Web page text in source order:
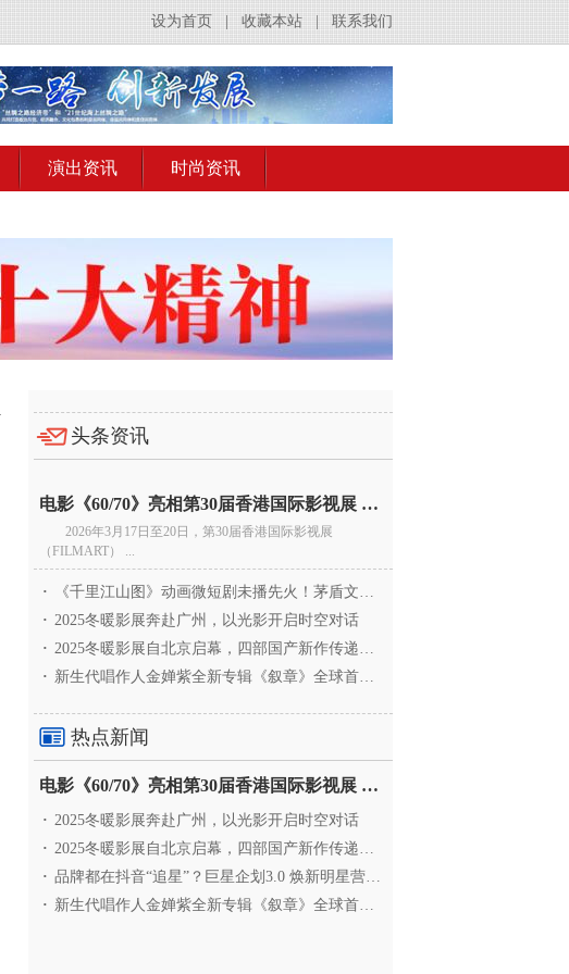
联系我们
收藏本站
设为首页
演出资讯 时尚资讯
头条资讯
电影《60/70》亮相第30届香港国际影视展 冲刺戛纳备
2026年3月17日至20日，第30届香港国际影视展
（FILMART） ...
·
《千里江山图》动画微短剧未播先火！茅盾文学奖IP首
· 2025冬暖影展奔赴广州，以光影开启时空对话
· 2025冬暖影展自北京启幕，四部国产新作传递银幕温情
· 新生代唱作人金婵紫全新专辑《叙章》全球首发，颠覆
热点新闻
电影《60/70》亮相第30届香港国际影视展 冲刺戛纳备
· 2025冬暖影展奔赴广州，以光影开启时空对话
· 2025冬暖影展自北京启幕，四部国产新作传递银幕温情
· 品牌都在抖音“追星”？巨星企划3.0 焕新明星营销，让
· 新生代唱作人金婵紫全新专辑《叙章》全球首发，颠覆